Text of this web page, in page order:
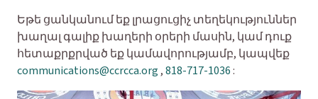
Եթե ցանկանում եք լրացուցիչ տեղեկություններ
խաղալ գալիք խաղերի օրերի մասին, կամ դուք
հետաքրքրված եք կամավորությամբ, կապվեք
communications@ccrcca.org ,818-717-1036 :